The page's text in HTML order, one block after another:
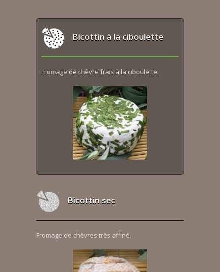
Bicottin à la ciboulette
Fromage de chèvre frais à la ciboulette.
Bicottin sec
Fromage de chèvres très affiné.